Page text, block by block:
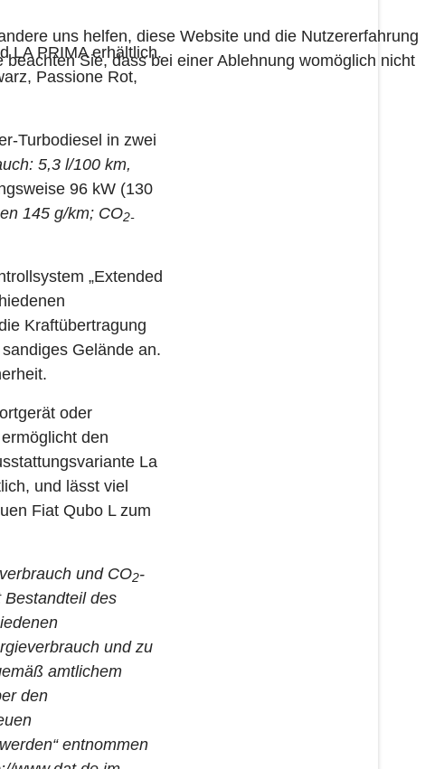
LA PRIMA erhältlich.
Passione Rot,
Turbodiesel in zwei
5,3 l/100 km,
96 kW (130
145 g/km; CO2-
„Extended
Kraftübertragung
Gelände an.
oder
den
La
und lässt viel
Fiat Qubo L zum
und CO2-
des
und zu
amtlichem
den
entnommen
uns helfen, diese Website und die Nutzererfahrung
Sie, dass bei einer Ablehnung womöglich nicht